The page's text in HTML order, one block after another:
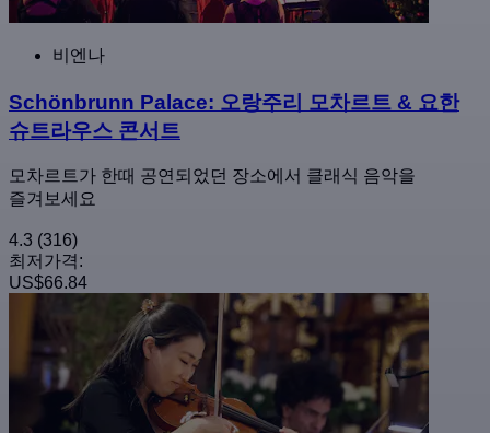
비엔나
Schönbrunn Palace: 오랑주리 모차르트 & 요한
슈트라우스 콘서트
모차르트가 한때 공연되었던 장소에서 클래식 음악을
즐겨보세요
4.3 (316)
최저가격:
US$66.84